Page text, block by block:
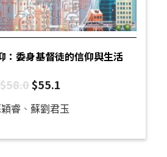
：委身基督徒的信仰與生活
$58.0$55.1
睿 、 蘇劉君玉